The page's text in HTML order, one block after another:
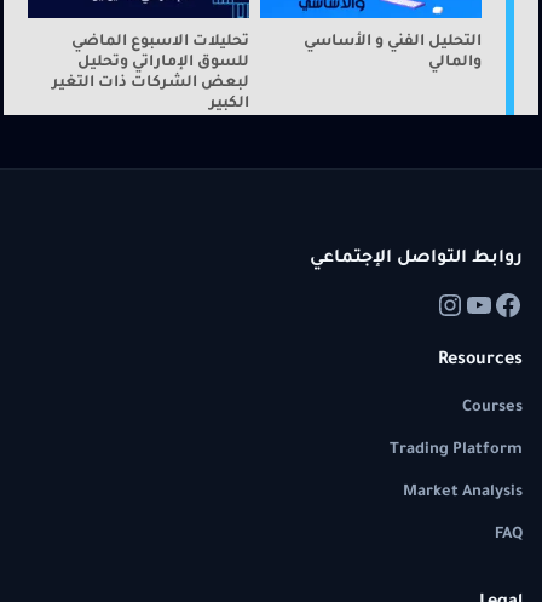
التحليل الفني و الأساسي
والمالي
تحليلات الاسبوع الماضي
للسوق الإماراتي وتحليل
لبعض الشركات ذات التغير
الكبير
روابط التواصل الإجتماعي
Resources
Courses
Trading Platform
Market Analysis
FAQ